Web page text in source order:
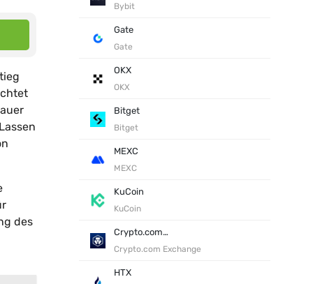
des
Bybit
Gate
Gate
OKX
OKX
Bitget
Bitget
MEXC
MEXC
KuCoin
KuCoin
Crypto.com Exchange
Crypto.com Exchange
HTX